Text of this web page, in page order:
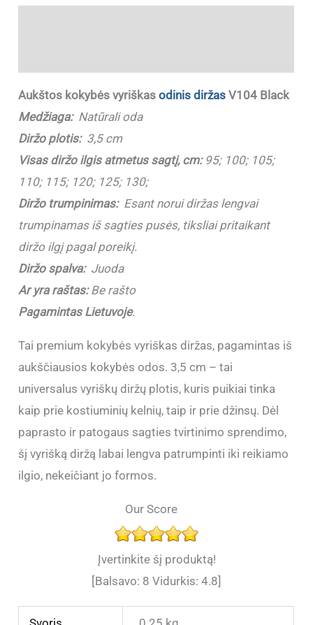
Aukštos kokybės vyriškasodinis diržas V104 Black
Medžiaga: Natūrali oda
Diržo plotis:3,5 cm
Visas diržo ilgis atmetus sagtį, cm:95; 100; 105;
110; 115; 120; 125; 130;
Diržo trumpinimas:Esant norui diržas lengvai
trumpinamas iš sagties pusės, tiksliai pritaikant
diržo ilgį pagal poreikį.
Diržo spalva:Juoda
Ar yra raštas:Be rašto
Pagamintas Lietuvoje.
Tai premium kokybės vyriškas diržas, pagamintas iš
aukščiausios kokybės odos. 3,5 cm – tai
universalus vyriškų diržų plotis, kuris puikiai tinka
kaip prie kostiuminių kelnių, taip ir prie džinsų. Dėl
paprasto ir patogaus sagties tvirtinimo sprendimo,
šį vyrišką diržą labai lengva patrumpinti iki reikiamo
ilgio, nekeičiant jo formos.
Our Score
Įvertinkite šį produktą!
[Balsavo: 8 Vidurkis: 4.8]